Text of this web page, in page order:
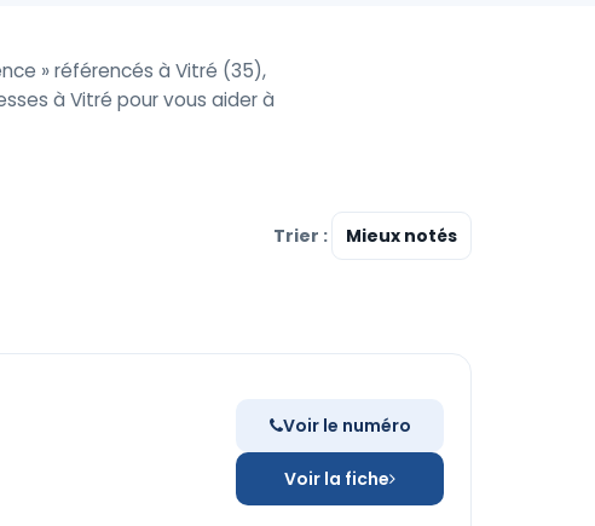
» référencés à Vitré (35),
à Vitré pour vous aider à
Trier :
Voir le numéro
Voir la fiche